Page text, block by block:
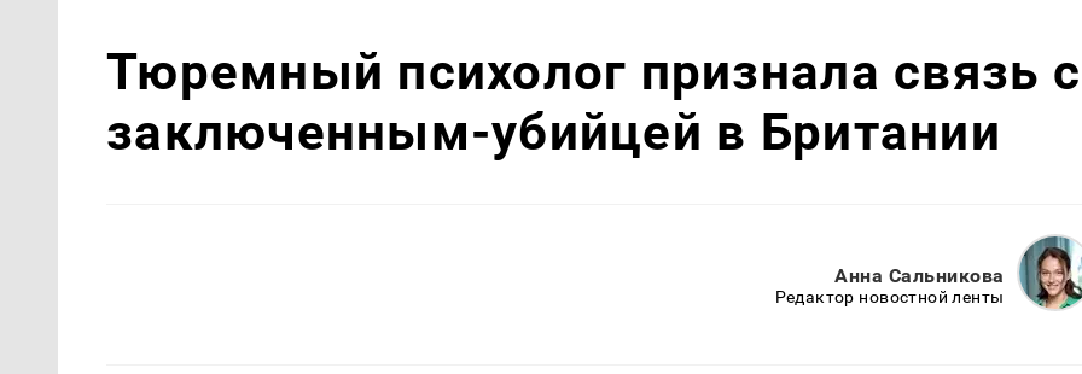
Тюремный психолог признала связь с
заключенным-убийцей в Британии
Анна Сальникова
Редактор новостной ленты